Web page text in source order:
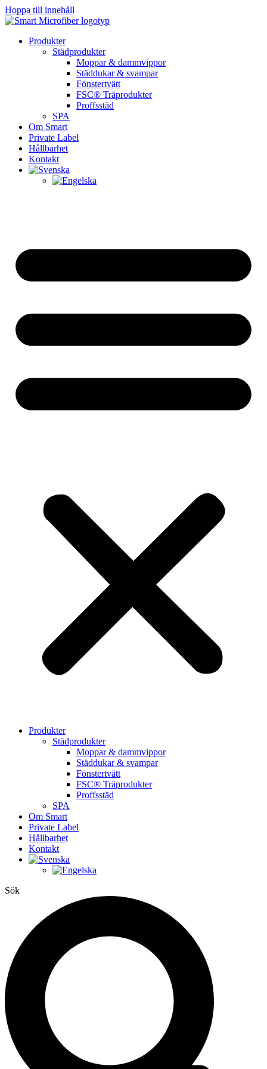
Hoppa
till
Hoppa till innehåll
Produkter
Städprodukter
Moppar & dammvippor
Städdukar & svampar
Fönstertvätt
FSC® Träprodukter
Proffsstäd
SPA
Om Smart
Private Label
Hållbarhet
Kontakt
Produkter
Städprodukter
Moppar & dammvippor
Städdukar & svampar
Fönstertvätt
FSC® Träprodukter
Proffsstäd
SPA
Om Smart
Private Label
Hållbarhet
Kontakt
Sök